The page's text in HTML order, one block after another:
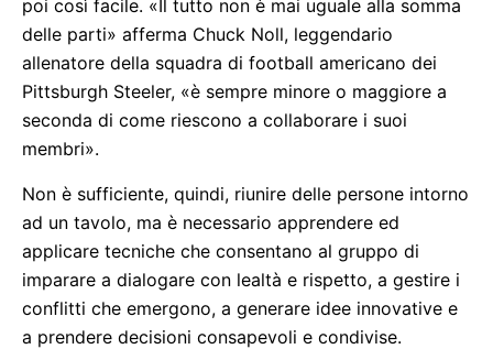
poi così facile. «Il tutto non è mai uguale alla somma
delle parti» afferma Chuck Noll, leggendario
allenatore della squadra di football americano dei
Pittsburgh Steeler, «è sempre minore o maggiore a
seconda di come riescono a collaborare i suoi
membri».
Non è sufficiente, quindi, riunire delle persone intorno
ad un tavolo, ma è necessario apprendere ed
applicare tecniche che consentano al gruppo di
imparare a dialogare con lealtà e rispetto, a gestire i
conflitti che emergono, a generare idee innovative e
a prendere decisioni consapevoli e condivise.